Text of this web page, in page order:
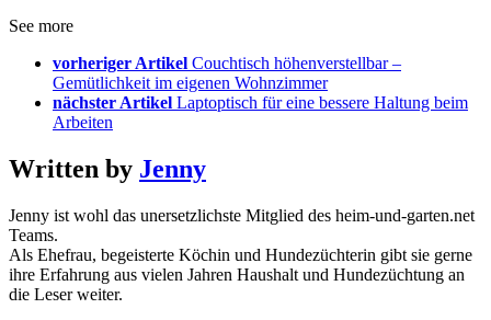
See more
vorheriger Artikel Couchtisch höhenverstellbar –
Gemütlichkeit im eigenen Wohnzimmer
nächster Artikel Laptoptisch für eine bessere Haltung beim
Arbeiten
Written by Jenny
Jenny ist wohl das unersetzlichste Mitglied des heim-und-garten.net
Teams.
Als Ehefrau, begeisterte Köchin und Hundezüchterin gibt sie gerne
ihre Erfahrung aus vielen Jahren Haushalt und Hundezüchtung an
die Leser weiter.